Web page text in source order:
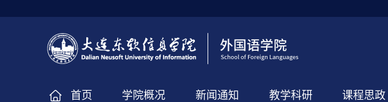
首页 学院概况 新闻通知 教学科研 课程思政